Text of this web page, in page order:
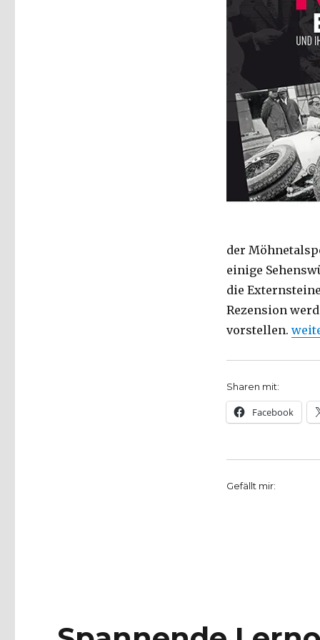
der
einige
die
Rezension
vorstellen.
Sharen mit:
Facebook
Gefällt mir: